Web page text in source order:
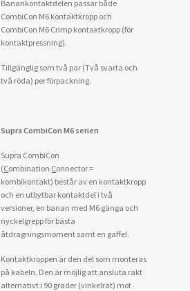
Banankontaktdelen passar både
CombiCon M6 kontaktkropp och
CombiCon M6 Crimp kontaktkropp (för
kontaktpressning).
Tillgänglig som två par (Två svarta och
två röda) per förpackning.
Supra CombiCon M6 serien
Supra CombiCon
(Combination Connector =
kombikontakt) består av en kontaktkropp
och en utbytbar kontaktdel i två
versioner, en banan med M6 gänga och
nyckelgrepp för bästa
åtdragningsmoment samt en gaffel.
Kontaktkroppen är den del som monteras
på kabeln. Den är möjlig att ansluta rakt
alternativt i 90 grader (vinkelrät) mot